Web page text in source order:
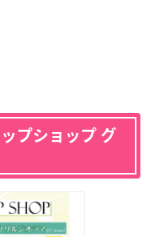
プショップ グ